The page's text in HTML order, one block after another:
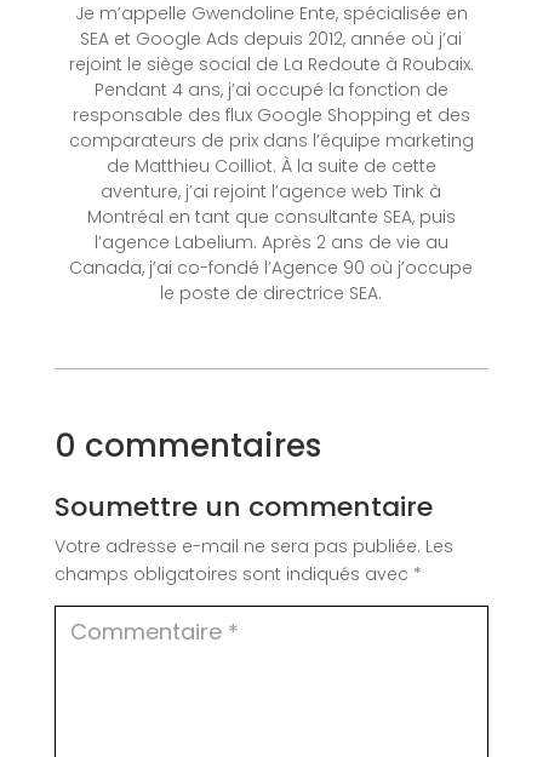
Je m’appelle Gwendoline Ente, spécialisée en
SEA et Google Ads depuis 2012, année où j’ai
rejoint le siège social de La Redoute à Roubaix.
Pendant 4 ans, j’ai occupé la fonction de
responsable des flux Google Shopping et des
comparateurs de prix dans l’équipe marketing
de Matthieu Coilliot. À la suite de cette
aventure, j’ai rejoint l’agence web Tink à
Montréal en tant que consultante SEA, puis
l’agence Labelium. Après 2 ans de vie au
Canada, j’ai co-fondé l’Agence 90 où j’occupe
le poste de directrice SEA.
0 commentaires
Soumettre un commentaire
Votre adresse e-mail ne sera pas publiée. Les
champs obligatoires sont indiqués avec *